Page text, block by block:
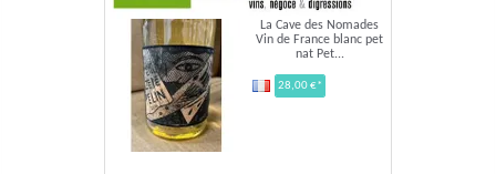
La Cave des Nomades
Vin de France blanc pet
nat Pet...
28,00 €*